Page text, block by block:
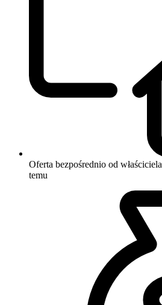
Oferta bezpośrednio od właściciela
temu